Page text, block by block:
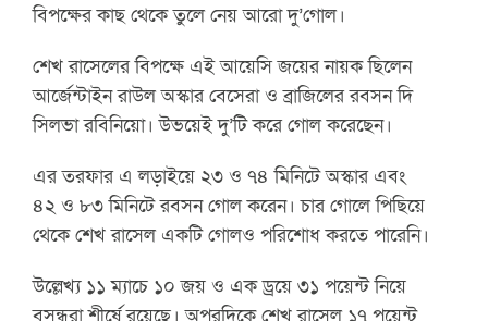
বিপক্ষের কাছ থেকে তুলে নেয় আরো দু’গোল।
শেখ রাসেলের বিপক্ষে এই আয়েসি জয়ের নায়ক ছিলেন
আর্জেন্টাইন রাউল অস্কার বেসেরা ও ব্রাজিলের রবসন দি
সিলভা রবিনিয়ো। উভয়েই দু’টি করে গোল করেছেন।
এর তরফার এ লড়াইয়ে ২৩ ও ৭৪ মিনিটে অস্কার এবং
৪২ ও ৮৩ মিনিটে রবসন গোল করেন। চার গোলে পিছিয়ে
থেকে শেখ রাসেল একটি গোলও পরিশোধ করতে পারেনি।
উল্লেখ্য ১১ ম্যাচে ১০ জয় ও এক ড্রয়ে ৩১ পয়েন্ট নিয়ে
বসুন্ধরা শীর্ষে রয়েছে। অপরদিকে শেখ রাসেল ১৭ পয়েন্ট